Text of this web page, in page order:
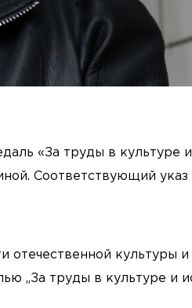
«За труды в культуре
Соответствующий указ
отечественной культуры
„За труды в культуре и